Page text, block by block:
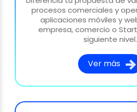
procesos comerciales y
aplicaciones móviles y
empresa, comercio o
siguiente nivel.
Ver más